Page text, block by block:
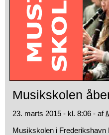
Musikskolen
23. marts 2015 - kl. 8:06 - af
Musikskolen i Frederikshavn